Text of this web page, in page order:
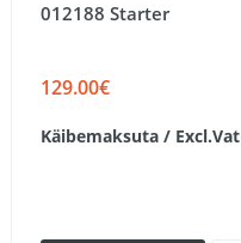
012188 Starter
129.00€
Käibemaksuta / Excl.Vat